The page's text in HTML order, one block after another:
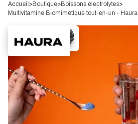
Accueil >Boutique>Boissons électrolytes>
Multivitamine Biomimétique tout-en-un - Haura
nos experts